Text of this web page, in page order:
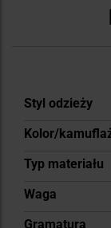
Więcej
Styl odzieży
Kolor/
Typ materiału
Waga
Gramatura